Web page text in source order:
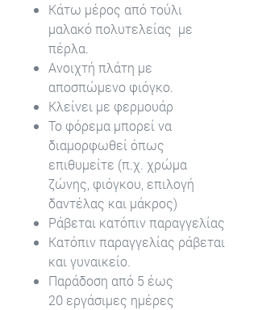
Κάτω μέρος από τούλι
μαλακό πολυτελείας με
πέρλα.
Ανοιχτή πλάτη με
αποσπώμενο φιόγκο.
Κλείνει με φερμουάρ
Το φόρεμα μπορεί να
διαμορφωθεί όπως
επιθυμείτε (π.χ. χρώμα
ζώνης, φιόγκου, επιλογή
δαντέλας και μάκρος)
Ράβεται κατόπιν παραγγελίας
Κατόπιν παραγγελίας ράβεται
και γυναικείο.
Παράδοση από 5 έως
20 εργάσιμες ημέρες